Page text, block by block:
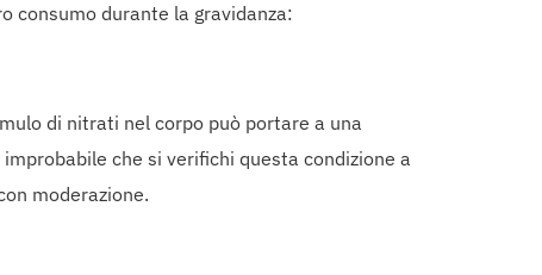
consumo durante la gravidanza:
di nitrati nel corpo può portare a una
che si verifichi questa condizione a
moderazione.